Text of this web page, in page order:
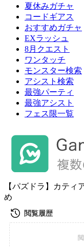
夏休みガチャ
コードギアス
おすすめガチャ
EXラッシュ
8月クエスト
ワンタッチ
モンスター検索
アシスト検索
最強パーティ
最強アシスト
フェス限一覧
【パズドラ】カティ
め